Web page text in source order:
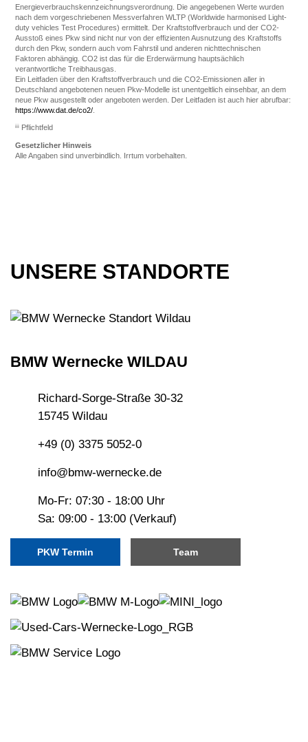
Energieverbrauchskennzeichnungsverordnung. Die angegebenen Werte wurden
nach dem vorgeschriebenen Messverfahren WLTP (Worldwide harmonised Light-
duty vehicles Test Procedures) ermittelt. Der Kraftstoffverbrauch und der CO2-
Ausstoß eines Pkw sind nicht nur von der effizienten Ausnutzung des Kraftstoffs
durch den Pkw, sondern auch vom Fahrstil und anderen nichttechnischen
Faktoren abhängig. CO2 ist das für die Erderwärmung hauptsächlich
verantwortliche Treibhausgas.
Ein Leitfaden über den Kraftstoffverbrauch und die CO2-Emissionen aller in
Deutschland angebotenen neuen Pkw-Modelle ist unentgeltlich einsehbar, an dem
neue Pkw ausgestellt oder angeboten werden. Der Leitfaden ist auch hier abrufbar:
https://www.dat.de/co2/
iii Pflichtfeld
Gesetzlicher Hinweis
Alle Angaben sind unverbindlich. Irrtum vorbehalten.
UNSERE STANDORTE
BMW Wernecke WILDAU
Richard-Sorge-Straße 30-32
15745 Wildau
+49 (0) 3375 5052-0
info@bmw-wernecke.de
Mo-Fr: 07:30 - 18:00 Uhr
Sa: 09:00 - 13:00 (Verkauf)
PKW Termin Team